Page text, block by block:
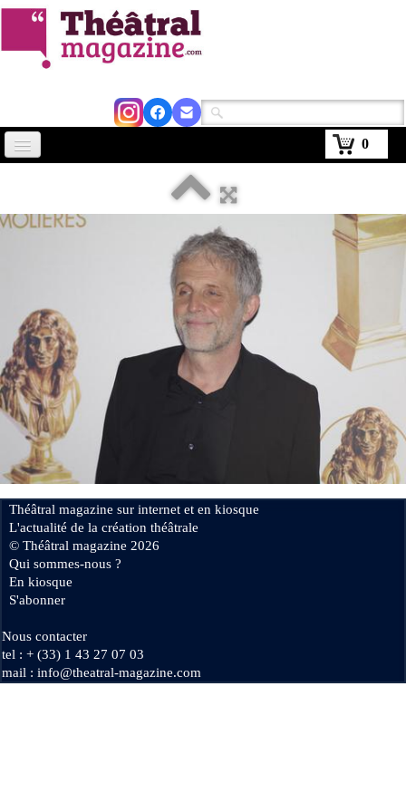
0
Actus
Agenda
Kiosque
Abonnement ▼
Se connecter
Théâtral magazine sur internet et en kiosque
L'actualité de la création théâtrale
© Théâtral magazine 2026
Qui sommes-nous ?
En kiosque
S'abonner
Nous contacter
tel : + (33) 1 43 27 07 03
mail : info@theatral-magazine.com